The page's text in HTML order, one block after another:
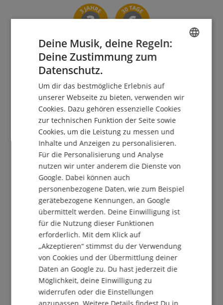
Der Kirstein Beat!
Melde Dich jetzt zu unserem Newsletter an und
sichere Dir Deinen5€ Gutschein.
Kostenlos abonnieren »
0224-732412
Heute erreichbar: 09:30 - 13:30
Weitere Informationen
FRENCH
SPANISH
Deine Musik, deine Regeln:
Deine Zustimmung zum
Datenschutz.
Um dir das bestmögliche Erlebnis auf
unserer Webseite zu bieten, verwenden wir
Cookies. Dazu gehören essenzielle Cookies
zur technischen Funktion der Seite sowie
Cookies, um die Leistung zu messen und
Inhalte und Anzeigen zu personalisieren.
Für die Personalisierung und Analyse
nutzen wir unter anderem die Dienste von
Google. Dabei können auch
personenbezogene Daten, wie zum Beispiel
gerätebezogene Kennungen, an Google
übermittelt werden. Deine Einwilligung ist
für die Nutzung dieser Funktionen
erforderlich. Mit dem Klick auf
„Akzeptieren“ stimmst du der Verwendung
von Cookies und der Übermittlung deiner
Daten an Google zu. Du hast jederzeit die
Möglichkeit, deine Einwilligung zu
widerrufen oder die Einstellungen